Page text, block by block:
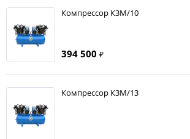
Компрессор К3М/10
394 500 ₽
Компрессор К3М/13